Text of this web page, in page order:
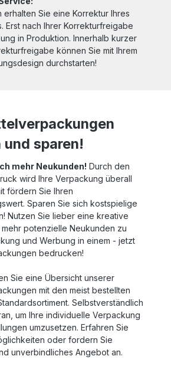
erhalten Sie eine Korrektur Ihres
Erst nach Ihrer Korrekturfreigabe
in Produktion. Innerhalb kurzer
können Sie mit Ihrem
durchstarten!
sparen!
mehr Neukunden! Durch den
wird Ihre Verpackung überall
fördern Sie Ihren
Sparen Sie sich kostspielige
Nutzen Sie lieber eine kreative
potenzielle Neukunden zu
und Werbung in einem - jetzt
bedrucken!
Sie eine Übersicht unserer
mit den meist bestellten
Selbstverständlich
um Ihre individuelle Verpackung
umzusetzen. Erfahren Sie
oder fordern Sie
unverbindliches Angebot an.